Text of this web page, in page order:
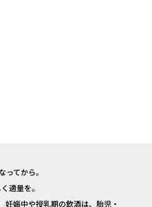
ってから。
適量を。
妊娠中や授乳期の飲酒は、胎児・